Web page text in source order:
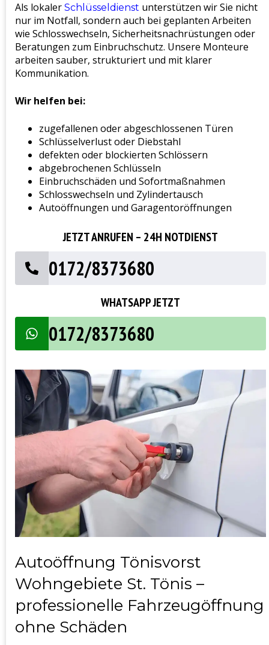
Als lokaler Schlüsseldienst unterstützen wir Sie nicht
nur im Notfall, sondern auch bei geplanten Arbeiten
wie Schlosswechseln, Sicherheitsnachrüstungen oder
Beratungen zum Einbruchschutz. Unsere Monteure
arbeiten sauber, strukturiert und mit klarer
Kommunikation.
Wir helfen bei:
zugefallenen oder abgeschlossenen Türen
Schlüsselverlust oder Diebstahl
defekten oder blockierten Schlössern
abgebrochenen Schlüsseln
Einbruchschäden und Sofortmaßnahmen
Schlosswechseln und Zylindertausch
Autoöffnungen und Garagentoröffnungen
JETZT ANRUFEN – 24H NOTDIENST
0172/8373680
WHATSAPP JETZT
0172/8373680
Autoöffnung Tönisvorst
Wohngebiete St. Tönis –
professionelle Fahrzeugöffnung
ohne Schäden